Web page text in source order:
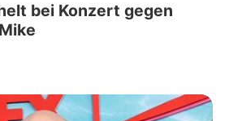
bei Konzert gegen